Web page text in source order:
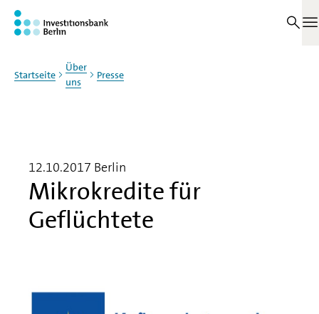
Zum Haupinhalt springen
Startseite
Über
uns
Presse
Mikrokredite für
Geflüchtete
12.10.2017 Berlin